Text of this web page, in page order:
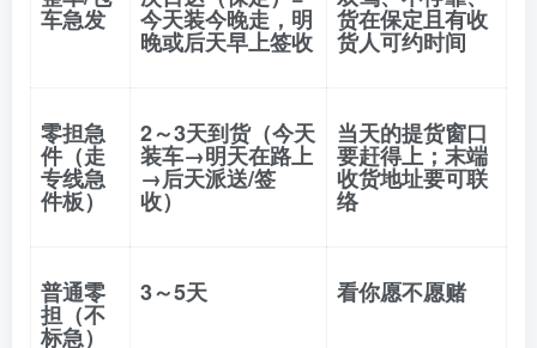
车急发 今天装今晚走，明
晚或后天早上签收
货在保定且有收
货人可约时间
零担急
件（走
专线急
件板）
2～3天到货（今天
装车→明天在路上
→后天派送/签
收）
当天的提货窗口
要赶得上；末端
收货地址要可联
络
普通零
担（不
标急）
3～5天 看你愿不愿赌